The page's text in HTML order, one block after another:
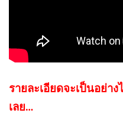
รายละเอียดจะเป็นอย่า
เลย…